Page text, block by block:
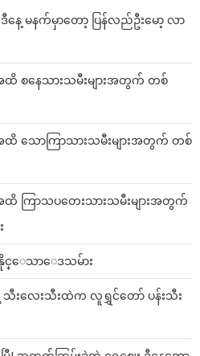
နေ့ မနက်မှာတော့ ပြန်လည်ဦးမော့ လာ
အထိ စနေသားသမီးများအတွက် တစ်
အထိ သောကြာသားသမီးများအတွက် တစ်
အထိ ကြာသပတေးသားသမီးများအတွက်
နိုင္ေသာေဒသမ်ား
းလေးသီးထဲက လူရွှင်တော် ပန်းသီး